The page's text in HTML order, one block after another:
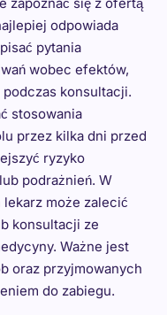
odpowiada
pytania
wobec efektów,
podczas konsultacji.
stosowania
przez kilka dni przed
ryzyko
podrażnień. W
może zalecić
konsultacji ze
Ważne jest
oraz przyjmowanych
do zabiegu.